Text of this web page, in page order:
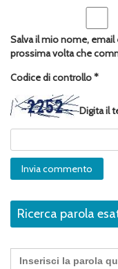
Salva il mio nome,
prossima volta che
Codice di controllo*
Digita il
Ricerca parola
Search
for: